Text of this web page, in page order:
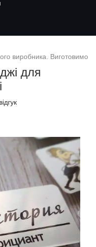
виробника. Виготовимо
для